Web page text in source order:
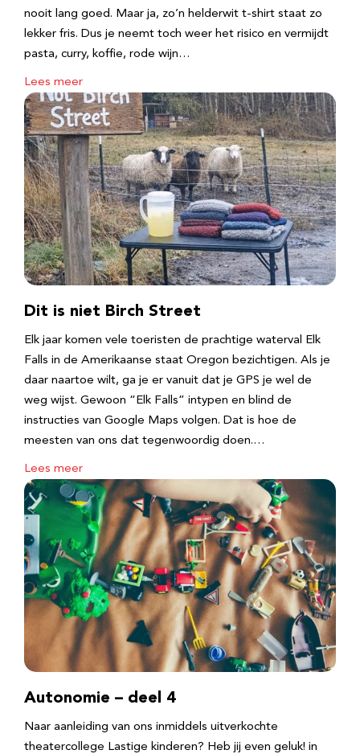
nooit lang goed. Maar ja, zo’n helderwit t-shirt staat zo
lekker fris. Dus je neemt toch weer het risico en vermijdt
pasta, curry, koffie, rode wijn…
Lees meer
Dit is niet Birch Street
Elk jaar komen vele toeristen de prachtige waterval Elk
Falls in de Amerikaanse staat Oregon bezichtigen. Als je
daar naartoe wilt, ga je er vanuit dat je GPS je wel de
weg wijst. Gewoon “Elk Falls” intypen en blind de
instructies van Google Maps volgen. Dat is hoe de
meesten van ons dat tegenwoordig doen.…
Lees meer
Autonomie – deel 4
Naar aanleiding van ons inmiddels uitverkochte
theatercollege Lastige kinderen? Heb jij even geluk! in